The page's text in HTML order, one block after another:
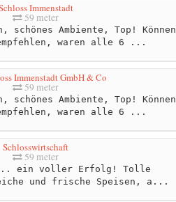
Immenstadt
59 meter
schönes Ambiente, Top! Können
waren alle 6 ...
Immenstadt GmbH & Co
59 meter
schönes Ambiente, Top! Können
waren alle 6 ...
Schlosswirtschaft
59 meter
ein voller Erfolg! Tolle
und frische Speisen, a...